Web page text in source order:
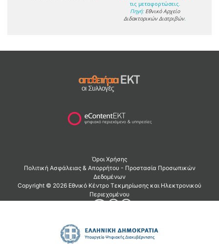
τις μεταφορτώσεις.
Πηγή: Εθνικό Αρχείο
Διδακτορικών Διατριβών.